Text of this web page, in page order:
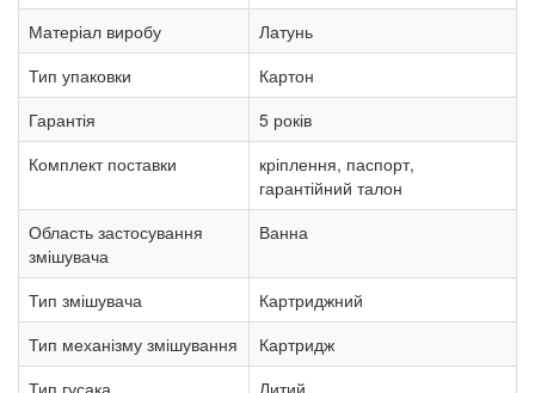
Матеріал виробу
Латунь
Тип упаковки
Картон
Гарантія
5 років
Комплект поставки
кріплення, паспорт,
гарантійний талон
Область застосування
змішувача
Ванна
Тип змішувача
Картриджний
Тип механізму змішування
Картридж
Тип гусака
Литий